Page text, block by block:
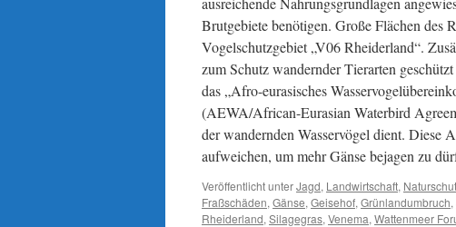
Brutgebiete benötigen. Große Flächen des
Vogelschutzgebiet „V06 Rheiderland“.
zum Schutz wandernder Tierarten
das „Afro-eurasisches
(AEWA/African-Eurasian Waterbird
der wandernden Wasservögel dient. Diese
aufweichen, um mehr Gänse bejagen zu
Veröffentlicht unterJagd, Landwirtschaft,
Fraßschäden, Gänse, Geisehof, Grünlandumbruch,
Rheiderland, Silagegras, Venema, Wattenmeer